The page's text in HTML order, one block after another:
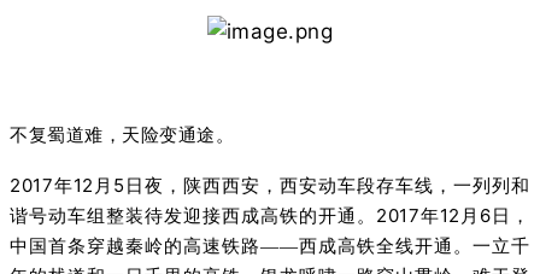
不复蜀道难，天险变通途。
2017年12 月 5 日夜，陕西西安，西安动车段存车线，一列列和
谐号动车组整装待发迎接西成高铁的开通。 2017年12 月 6 日，
中国首条穿越秦岭的高速铁路——西成高铁全线开通。一立千